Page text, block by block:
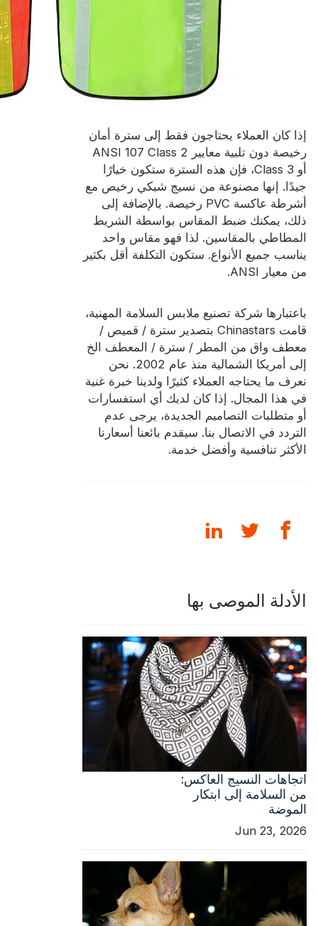
إذا كان العملاء يحتاجون فقط إلى سترة أمان
رخيصة دون تلبية معايير ANSI 107 Class 2
أو Class 3، فإن هذه السترة ستكون خيارًا
جيدًا. إنها مصنوعة من نسيج شبكي رخيص مع
أشرطة عاكسة PVC رخيصة. بالإضافة إلى
ذلك، يمكنك ضبط المقاس بواسطة الشريط
المطاطي بالمقاسين. لذا فهو مقاس واحد
يناسب جميع الأنواع. ستكون التكلفة أقل بكثير
من معيار ANSI.
باعتبارها شركة تصنيع ملابس السلامة المهنية،
قامت Chinastars بتصدير سترة / قميص /
معطف واق من المطر / سترة / المعطف الخ
إلى أمريكا الشمالية منذ عام 2002. نحن
نعرف ما يحتاجه العملاء كثيرًا ولدينا خبرة غنية
في هذا المجال. إذا كان لديك أي استفسارات
أو متطلبات التصاميم الجديدة، يرجى عدم
التردد في الاتصال بنا. سيقدم بائعنا أسعارنا
الأكثر تنافسية وأفضل خدمة.
الأدلة الموصى بها
اتجاهات النسيج العاكس:
من السلامة إلى ابتكار
الموضة
Jun 23, 2026